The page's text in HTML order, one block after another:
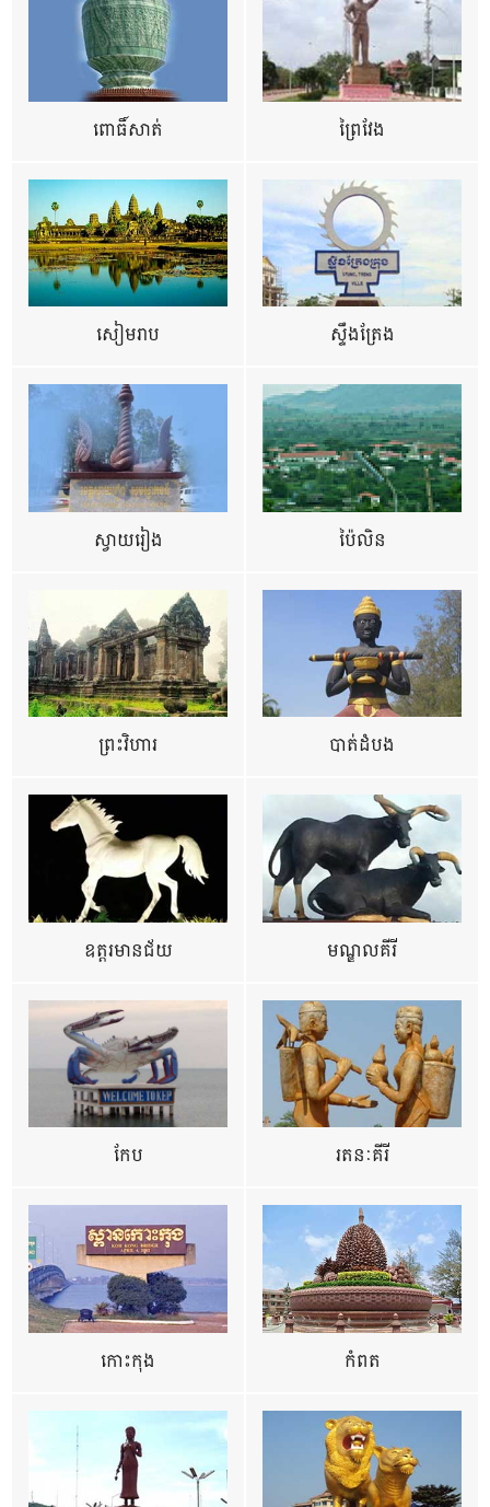
ពោធិ៍សាត់ ព្រៃវែង
សៀមរាប ស្ទឹងត្រែង
ស្វាយរៀង ប៉ៃលិន
ព្រះវិហារ បាត់ដំបង
ឧត្ដរមានជ័យ មណ្ឌលគីរី
កែប រតនៈគីរី
កោះកុង កំពត